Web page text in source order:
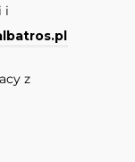
i
z